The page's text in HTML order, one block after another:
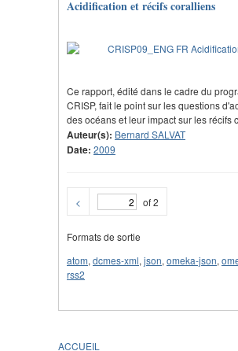
Acidification et récifs coralliens
Ce rapport, édité dans le cadre du
CRISP, fait le point sur les questions
des océans et leur impact sur les récifs
Auteur(s): Bernard SALVAT
Date: 2009
< of 2
Formats de sortie
atom, dcmes-xml, json, omeka-json,
rss2
ACCUEIL